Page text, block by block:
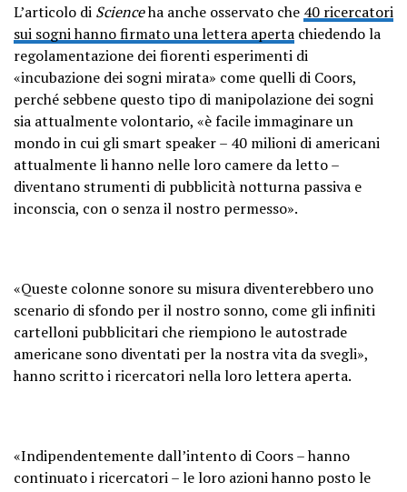
L’articolo di Scienceha anche osservato che 40 ricercatori
sui sogni hanno firmato una lettera aperta chiedendo la
regolamentazione dei fiorenti esperimenti di
«incubazione dei sogni mirata» come quelli di Coors,
perché sebbene questo tipo di manipolazione dei sogni
sia attualmente volontario, «è facile immaginare un
mondo in cui gli smart speaker – 40 milioni di americani
attualmente li hanno nelle loro camere da letto –
diventano strumenti di pubblicità notturna passiva e
inconscia, con o senza il nostro permesso».
«Queste colonne sonore su misura diventerebbero uno
scenario di sfondo per il nostro sonno, come gli infiniti
cartelloni pubblicitari che riempiono le autostrade
americane sono diventati per la nostra vita da svegli»,
hanno scritto i ricercatori nella loro lettera aperta.
«Indipendentemente dall’intento di Coors – hanno
continuato i ricercatori – le loro azioni hanno posto le